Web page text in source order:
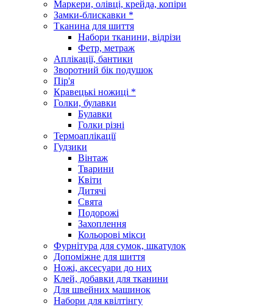
Маркери, олівці, крейда, копіри
Замки-блискавки *
Тканина для шиття
Набори тканини, відрізи
Фетр, метраж
Аплікації, бантики
Зворотний бік подушок
Пір'я
Кравецькі ножиці *
Голки, булавки
Булавки
Голки різні
Термоаплікації
Гудзики
Вінтаж
Тварини
Квіти
Дитячі
Свята
Подорожі
Захоплення
Кольорові мікси
Фурнітура для сумок, шкатулок
Допоміжне для шиття
Ножі, аксесуари до них
Клей, добавки для тканини
Для швейних машинок
Набори для квілтінгу